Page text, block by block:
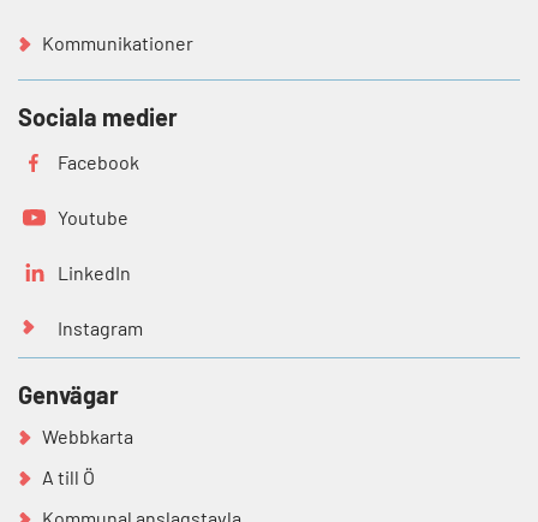
Kommunikationer
Sociala medier
Facebook
Youtube
LinkedIn
Instagram
Genvägar
Webbkarta
A till Ö